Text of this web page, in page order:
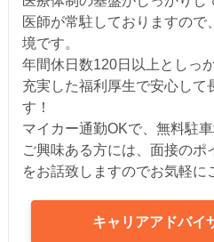
医師が常駐しておりますので
境です。
年間休日数120日以上としっ
充実した福利厚生で安心して
す！
マイカー通勤OKで、無料駐車
ご興味ある方には、面接のポ
をお話致しますのでお気軽に
キャリアアドバイ